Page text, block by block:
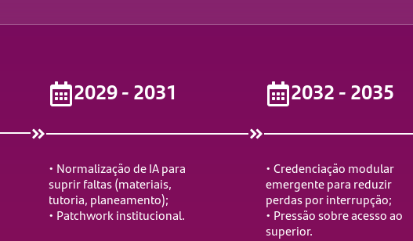
2029 - 2031
• Normalização de IA para
suprir faltas (materiais,
tutoria, planeamento);
• Patchwork institucional.
2032 - 2035
• Credenciação modular
emergente para reduzir
perdas por interrupção;
• Pressão sobre acesso ao
superior.